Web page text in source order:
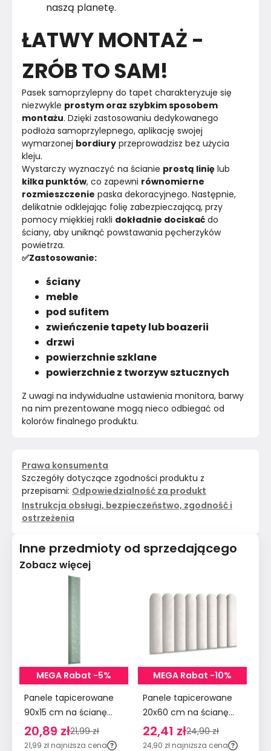
naszą planetę.
ŁATWY MONTAŻ -
ZRÓB TO SAM!
Pasek samoprzylepny do tapet charakteryzuje się
niezwykle prostym oraz szybkim sposobem
montażu. Dzięki zastosowaniu dedykowanego
podłoża samoprzylepnego, aplikację swojej
wymarzonej bordiury przeprowadzisz bez użycia
kleju.
Wystarczy wyznaczyć na ścianie prostą linię lub
kilka punktów, co zapewni równomierne
rozmieszczenie paska dekoracyjnego. Następnie,
delikatnie odklejając folię zabezpieczającą, przy
pomocy miękkiej rakli dokładnie dociskać do
ściany, aby uniknąć powstawania pęcherzyków
powietrza.
✅Zastosowanie:
ściany
meble
pod sufitem
zwieńczenie tapety lub boazerii
drzwi
powierzchnie szklane
powierzchnie z tworzyw sztucznych
Z uwagi na indywidualne ustawienia monitora, barwy
na nim prezentowane mogą nieco odbiegać od
kolorów finalnego produktu.
Prawa konsumenta
Szczegóły dotyczące zgodności produktu z
przepisami: Odpowiedzialność za produkt
Instrukcja obsługi, bezpieczeństwo, zgodność i
ostrzeżenia
Inne przedmioty od sprzedającego
Zobacz więcej
MEGA Rabat -5%
Panele tapicerowane
90x15 cm na ścianę
wezgłowie miętowy
20,89 zł21,99 zł
21,99 zł najniższa cena
MEGA Rabat -10%
Panele tapicerowane
20x60 cm na ścianę
płotek wezgłowie
kremowy
22,41 zł24,90 zł
24,90 zł najniższa cena